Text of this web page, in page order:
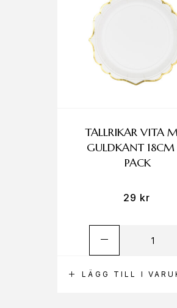
LÄGG TILL I
TALLRIKAR VITA
GULDKANT
PACK
29 kr